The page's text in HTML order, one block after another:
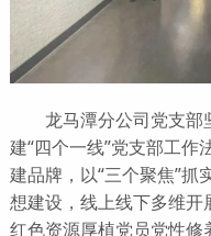
龙马潭分公司党支部
建“四个一线”党支部工作
建品牌，以“三个聚焦”抓
想建设，线上线下多维
红色资源厚植党员党性